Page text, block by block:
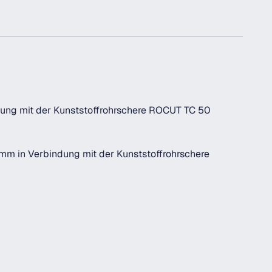
mit der Kunststoffrohrschere ROCUT TC 50
in Verbindung mit der Kunststoffrohrschere